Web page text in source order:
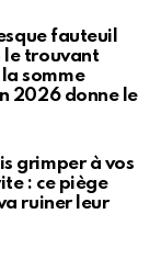
fauteuil
le trouvant
somme
2026 donne le
grimper à vos
: ce piège
ruiner leur